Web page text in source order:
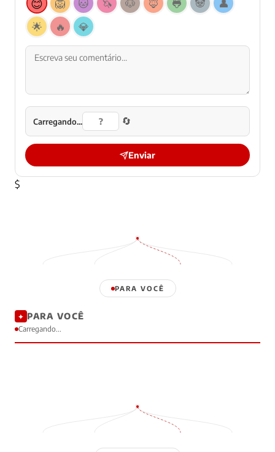
🦁 🐱 🦄 🐶 🦊 🐸 🐼
👤
🌟
🔥 💎
Carregando... 🔄
Enviar
$
PARA VOCÊ
✦ PARA VOCÊ
Carregando...